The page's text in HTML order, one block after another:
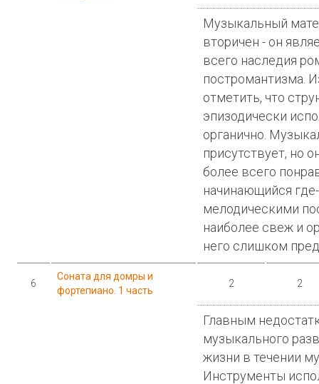
Музыкальный
вторичен - он
всего наследия
постромантизма.
отметить, что
эпизодически
органично.
присутствует, но
более всего
начинающийся
мелодическими
наиболее свеж и
него слишком
6
Соната для домры и
фортепиано. 1 часть
2 2
Главным
музыкального
жизни в течении
Инструменты